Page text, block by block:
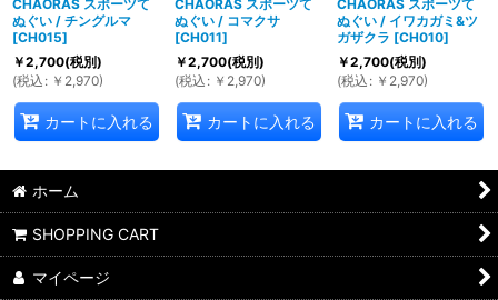
CHAORAS スポーツて
ぬぐい / チングルマ
[CH015]
￥2,700(税別)
(税込 : ￥ 2,970)
カートに入れる
CHAORAS スポーツて
ぬぐい / コマクサ
[CH011]
￥2,700(税別)
(税込 : ￥ 2,970)
カートに入れる
CHAORAS スポーツて
ぬぐい / イワカガミ&ツ
ガザクラ [CH010]
￥2,700(税別)
(税込 : ￥ 2,970)
カートに入れる
ホーム
SHOPPING CART
マイページ